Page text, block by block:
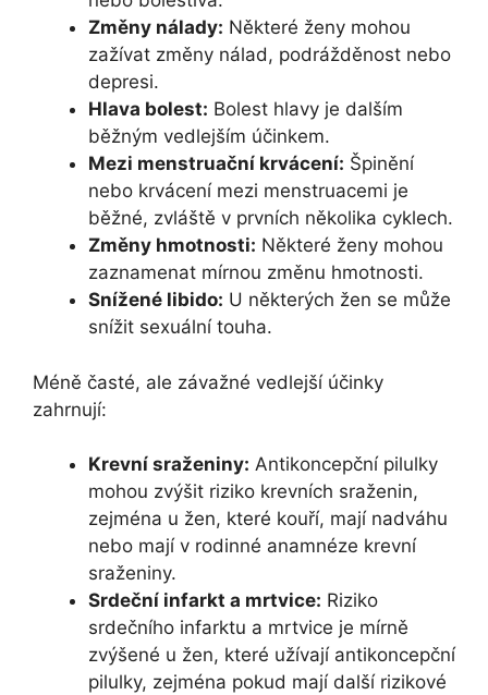
Změny nálady: Některé ženy mohou
zažívat změny nálad, podrážděnost nebo
depresi.
Hlava bolest: Bolest hlavy je dalším
běžným vedlejším účinkem.
Mezi menstruační krvácení: Špinění
nebo krvácení mezi menstruacemi je
běžné, zvláště v prvních několika cyklech.
Změny hmotnosti: Některé ženy mohou
zaznamenat mírnou změnu hmotnosti.
Snížené libido: U některých žen se může
snížit sexuální touha.
Méně časté, ale závažné vedlejší účinky
zahrnují:
Krevní sraženiny: Antikoncepční pilulky
mohou zvýšit riziko krevních sraženin,
zejména u žen, které kouří, mají nadváhu
nebo mají v rodinné anamnéze krevní
sraženiny.
Srdeční infarkt a mrtvice: Riziko
srdečního infarktu a mrtvice je mírně
zvýšené u žen, které užívají antikoncepční
pilulky, zejména pokud mají další rizikové